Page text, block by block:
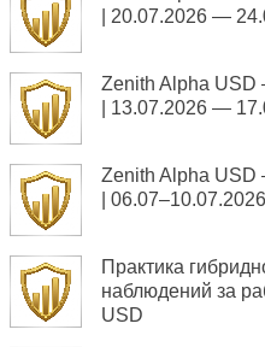
| 20.07.2026 —
Zenith Alpha
| 13.07.2026 —
Zenith Alpha
| 06.07–10.07.2026
Практика
наблюдений за
USD